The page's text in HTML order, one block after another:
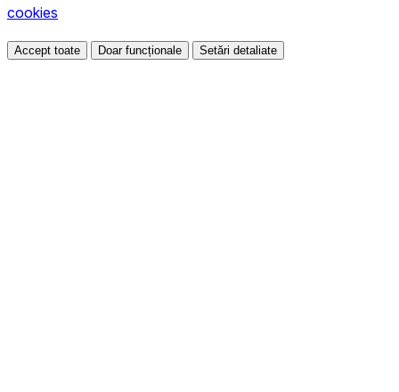
cookies
Accept toate Doar funcționale Setări detaliate